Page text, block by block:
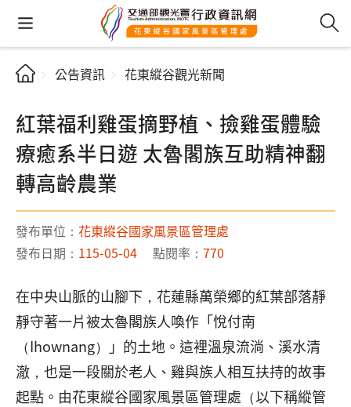
公告資訊 花東縱谷觀光新聞
紅葉福利雞蛋摘野植、撿雞蛋體驗
療癒系半日遊 太魯閣族互助精神翻
轉高齡農業
發布單位： 花東縱谷國家風景區管理處
發布日期： 115-05-04 點閱率： 770
在中央山脈的山腳下，花蓮縣萬榮鄉的紅葉部落靜
靜守著一片被太魯閣族人喚作「悅付南
（Ihownang）」的土地。這裡溫泉流淌、溪水清
澈，也是一段關於老人、雞與族人相互扶持的故事
起點。由花東縱谷國家風景區管理處（以下稱縱管